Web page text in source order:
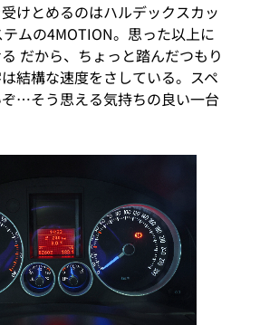
けとめるのはハルデックスカッ
ムの4MOTION。思った以上に
だから、ちょっと踏んだつもり
結構な速度をさしている。スペ
…そう思える気持ちの良い一台